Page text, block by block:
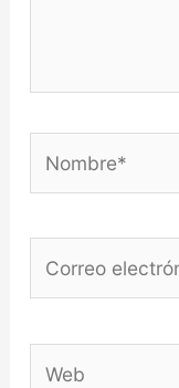
electrónico*